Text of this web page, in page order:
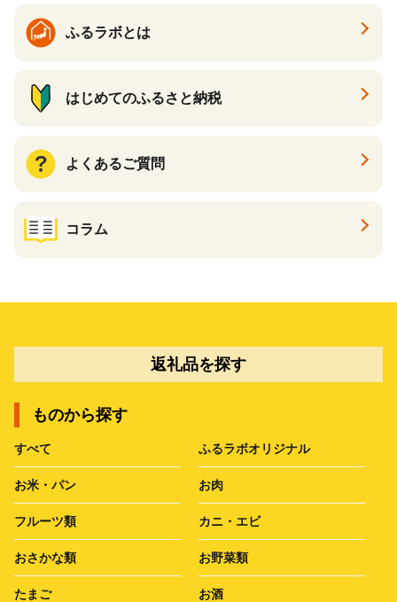
ふるラボとは
はじめてのふるさと納税
よくあるご質問
コラム
返礼品を探す
ものから探す
すべて ふるラボオリジナル
お米・パン お肉
フルーツ類 カニ・エビ
おさかな類 お野菜類
たまご お酒